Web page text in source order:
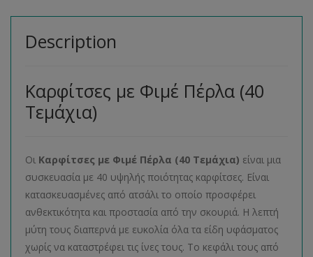
Description
Καρφίτσες με Φιμέ Πέρλα (40
Τεμάχια)
Οι Καρφίτσες με Φιμέ Πέρλα (40 Τεμάχια) είναι μια
συσκευασία με 40 υψηλής ποιότητας καρφίτσες. Είναι
κατασκευασμένες από ατσάλι το οποίο προσφέρει
ανθεκτικότητα και προστασία από την σκουριά. Η λεπτή
μύτη τους διαπερνά με ευκολία όλα τα είδη υφάσματος
χωρίς να καταστρέφει τις ίνες τους. Το κεφάλι τους από